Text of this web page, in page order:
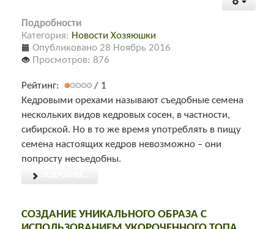
Подробности
Категория: Новости Хозяюшки
Опубликовано 28 Ноябрь 2016
Просмотров: 876
Рейтинг:
/ 1
Кедровыми орехами называют съедобные семена
нескольких видов кедровых сосен, в частности,
сибирской. Но в то же время употреблять в пищу
семена настоящих кедров невозможно – они
попросту несъедобны.
СОЗДАНИЕ УНИКАЛЬНОГО ОБРАЗА С